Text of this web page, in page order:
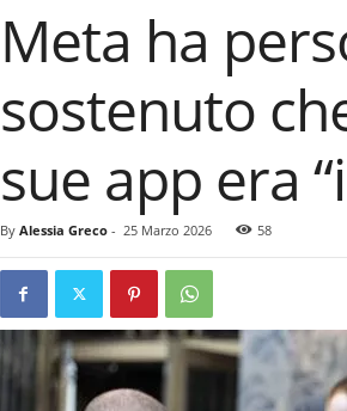
Meta ha
sostenuto
sue app era
By Alessia Greco- 25 Marzo 2026 58